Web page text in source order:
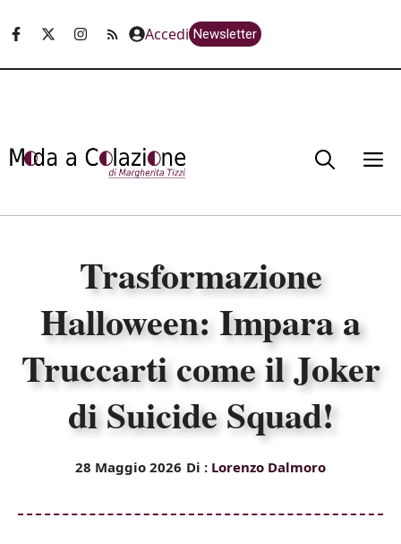
Accedi Newsletter
Trasformazione
Halloween: Impara a
Truccarti come il Joker
di Suicide Squad!
28 Maggio 2026 Di : Lorenzo Dalmoro